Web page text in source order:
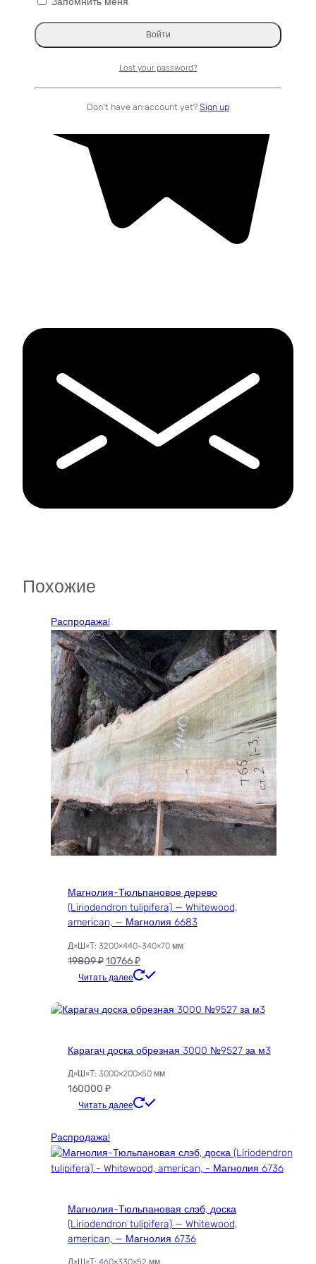
Похожие
Распродажа!
Магнолия-Тюльпановое дерево
(Liriodendron tulipifera) — Whitewood,
american, — Магнолия 6683
Д×Ш×Т: 3200×440-340×70 мм
19809₽Первоначальная
цена
19809 ₽.
10766₽Текущая
цена:
Читать далее
Карагач доска обрезная 3000 №9527 за м3
Д×Ш×Т: 3000×200×50 мм
160000 ₽
Читать далее
Распродажа!
Магнолия-Тюльпановая слэб, доска
(Liriodendron tulipifera) — Whitewood,
american, — Магнолия 6736
Lost your password?
Don't have an account yet? Sign up